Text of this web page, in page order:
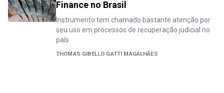
Finance no Brasil
Instrumento tem chamado bastante atenção por
seu uso em processos de recuperação judicial no
país
THOMAS GIBELLO GATTI MAGALHÃES